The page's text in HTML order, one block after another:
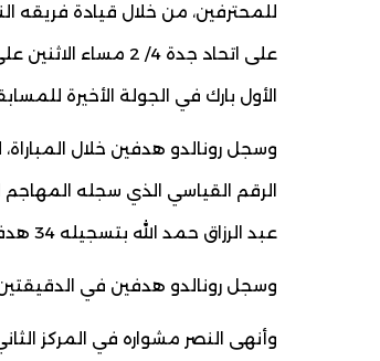
للمحترفين، من خلال قيادة فريقه
على اتحاد جدة 4/ 2 مساء
الأول بارك في الجولة الأخيرة
وسجل رونالدو هدفين خلال
الرقم القياسي الذي سجله المهاجم
عبد الرزاق حمد الله بتسجيله 34 هدفا في موسم 2018- 2019.
وسجل رونالدو هدفين في الدقيقتين 45 و69 ليرفع رصيده إلى 35 هدفا ويتصدر قائمة هدافي دوري
وأنهى النصر مشواره في المركز الثاني برصيد 82 نقطة بفارق 14 نقطة خلف